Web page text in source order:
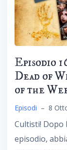
Episodio
Dead of
of the
Episodi – 8
Cultisti! Dopo
episodio,